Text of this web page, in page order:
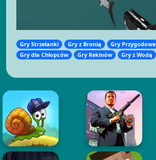
Gry Strzelanki Gry z Bronią
Gry Przygodowe
Gry dla Chłopców
Gry Rekinów Gry z Wodą